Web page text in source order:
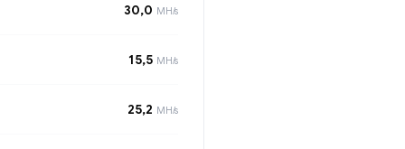
30,0 MH/s
15,5 MH/s
25,2 MH/s